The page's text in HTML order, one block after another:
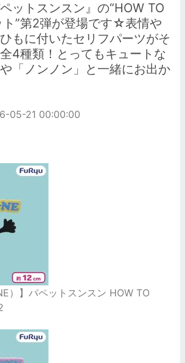
ットスンスン』の“HOW TO
ト”第2弾が登場です☆表情や
もに付いたセリフパーツがそ
4種類！とってもキュートな
や「ノンノン」と一緒にお出か
05-21 00:00:00
）】パペットスンスン HOW TO